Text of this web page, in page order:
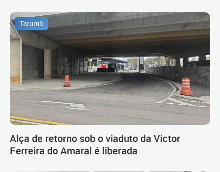
Tarumã
Alça de retorno sob o viaduto da Victor
Ferreira do Amaral é liberada